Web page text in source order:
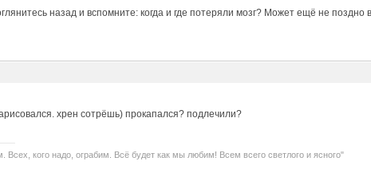
назад и вспомните: когда и где потеряли мозг? Может ещё не
хрен сотрёшь) прокапался? подлечили?
Всех, кого надо, ограбим. Всё будет как мы любим! Всем всего светлого и ясного"